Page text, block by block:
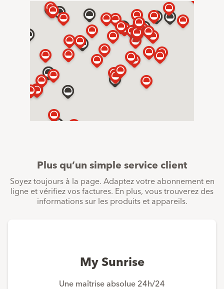
Plus qu’un simple service client
Soyez toujours à la page. Adaptez votre abonnement en
ligne et vérifiez vos factures. En plus, vous trouverez des
informations sur les produits et appareils.
My Sunrise
Une maîtrise absolue 24h/24